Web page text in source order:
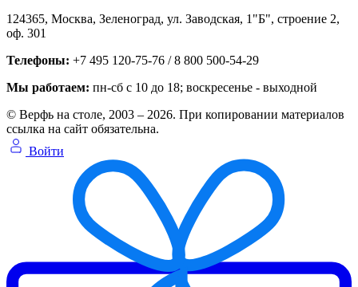
124365, Москва, Зеленоград, ул. Заводская, 1"Б", строение 2,
оф. 301
Телефоны: +7 495 120-75-76 / 8 800 500-54-29
Мы работаем: пн-сб с 10 до 18; воскресенье - выходной
© Верфь на столе, 2003 – 2026. При копировании материалов
ссылка на сайт обязательна.
Войти